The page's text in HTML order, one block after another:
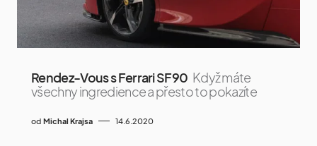
Rendez-Vous s Ferrari SF90 Když máte
všechny ingredience a přesto to pokazíte
od Michal Krajsa 14.6.2020